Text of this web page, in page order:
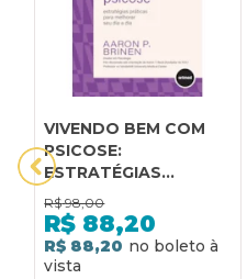
VIVENDO BEM COM
PSICOSE:
ESTRATÉGIAS
PRÁTICAS PARA
MELHORAR SEU DIA A
DIA
R$ 98,00
R$ 88,20
R$ 88,20